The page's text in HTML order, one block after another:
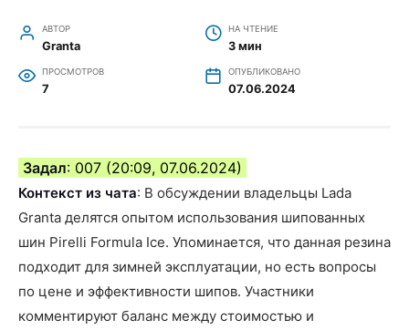
АВТОР
Granta
НА ЧТЕНИЕ
3 мин
ПРОСМОТРОВ
7
ОПУБЛИКОВАНО
07.06.2024
Задал: 007 (20:09, 07.06.2024)
Контекст из чата: В обсуждении владельцы Lada
Granta делятся опытом использования шипованных
шин Pirelli Formula Ice. Упоминается, что данная резина
подходит для зимней эксплуатации, но есть вопросы
по цене и эффективности шипов. Участники
комментируют баланс между стоимостью и